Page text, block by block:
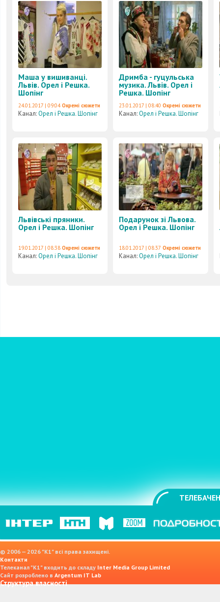
Маша у вишиванці.
Львів. Орел і Решка.
Шопінг
24.01.2017 | 09:04 Окремі сюжети
Канал:Орел і Решка. Шопінг
Дримба - гуцульська
музика. Львів. Орел і
Решка. Шопінг
23.01.2017 | 08:40 Окремі сюжети
Канал:Орел і Решка. Шопінг
Львівські пряники.
Орел і Решка. Шопінг
19.01.2017 | 08:38 Окремі сюжети
Канал:Орел і Решка. Шопінг
Подарунок зі Львова.
Орел і Решка. Шопінг
18.01.2017 | 08:37 Окремі сюжети
Канал:Орел і Решка. Шопінг
© 2006 — 2026 "K1" всі права захищені.
Контакти
Телеканал "К1" входить до складу Inter Media Group Limited
Сайт розроблено в Argentum IT Lab
Структура власності